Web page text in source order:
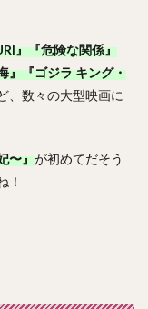
』『危険な関係』
』『ゴジラ キング・
、数々の大型映画に
〜』が初めてだそう
！